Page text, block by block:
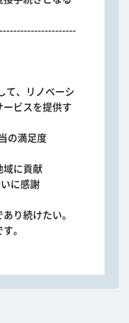
て、リノベーシ
ビスを提供す
の満足度
域に貢献
に感謝
り続けたい。
。